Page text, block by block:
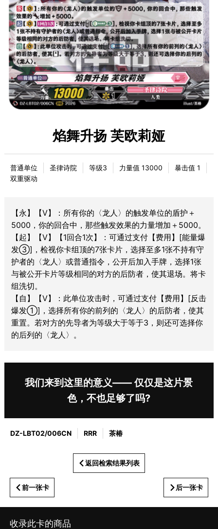
焰舞升扬 芙欧莉娅
普通单位 圣律诗院 等级3 力量值 13000
暴击值 1
双重驱动
【永】【V】：所有你的〈龙人〉的触发单位的盾护＋
5000，你的回合中，那些触发效果的力量增加＋5000。
【起】【V】【1回合1次】：可通过支付【费用】[能量爆
发③]，检视你卡组顶的7张卡片，选择至多1张不持有守
护者的〈龙人〉或普通指令，公开后加入手牌，选择1张
与被公开卡片等级相同的对方的后防者，使其退场。将卡
组洗切。
【自】【V】：此单位攻击时，可通过支付【费用】[反击
爆发①]，选择所有你的前列的〈龙人〉的后防者，使其
重置。若对方的先导者为等级大于等于3，则还可选择你
的后列的〈龙人〉。
我们来到这里的意义—— 仅仅是这片景
色，不也足够了吗?
DZ-LBT02/006CN RRR 茶椿
前一张卡
返回检索结果列表
后一张卡
收录此卡的商品